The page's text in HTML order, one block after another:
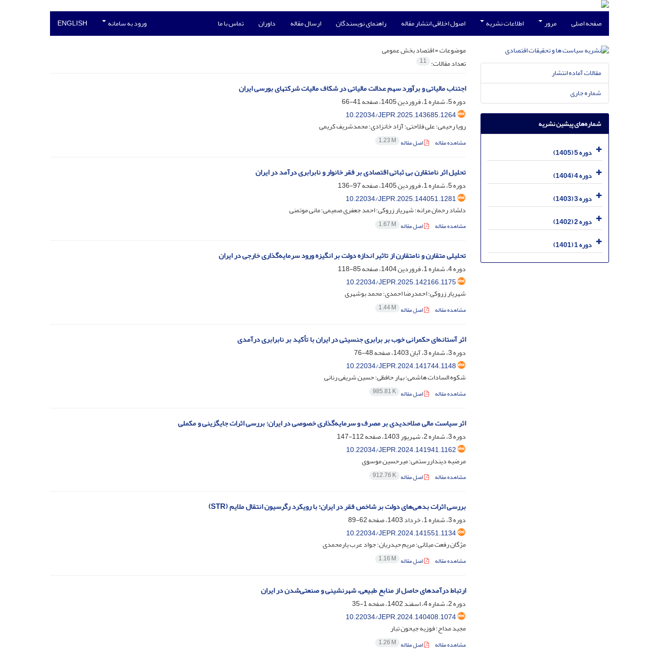
صفحه اصلی مرور اطلاعات نشریه اصول اخلاقی انتشار مقاله راهنمای نویسندگان ارسال مقاله داوران تماس با ما ورود به سامانه ENGLISH
موضوعات =اقتصاد بخش عمومی
تعداد مقالات: 11
اجتناب مالیاتی و برآورد سهم عدالت مالیاتی در شکاف مالیات شرکتهای بورسی ایران
دوره 5، شماره 1، فروردین 1405، صفحه
41-66
10.22034/JEPR.2025.143685.1264
رویا رحیمی؛ علی فلاحتی؛ آزاد خانزادی؛ محمدشریف کریمی
مشاهده مقاله اصل مقاله 1.23 M
تحلیل اثر نامتقارن بی ثباتی اقتصادی بر فقر خانوار و نابرابری درآمد در ایران
دوره 5، شماره 1، فروردین 1405، صفحه
97-136
10.22034/JEPR.2025.144051.1281
دلشاد رحمان مرانه؛ شهریار زروکی؛ احمد جعفری صمیمی؛ مانی موتمنی
مشاهده مقاله اصل مقاله 1.67 M
تحلیلی متقارن و نامتقارن از تاثیر اندازه دولت بر انگیزه‌ ورود سرمایه‌گذاری خارجی در ایران
دوره 4، شماره 1، فروردین 1404، صفحه
85-118
10.22034/JEPR.2025.142166.1175
شهریار زروکی؛ احمدرضا احمدی؛ محمد بوشهری
مشاهده مقاله اصل مقاله 1.44 M
اثر آستانه‌ای حکمرانی خوب بر برابری جنسیتی در ایران با تأکید بر نابرابری درآمدی
دوره 3، شماره 3، آبان 1403، صفحه
48-76
10.22034/JEPR.2024.141744.1148
شکوه السادات هاشمی؛ بهار حافظی؛ حسین شریفی رنانی
مشاهده مقاله اصل مقاله 985.81 K
اثر سیاست مالی صلاحدیدی بر مصرف و سرمایه‌گذاری خصوصی در ایران: بررسی اثرات جایگزینی و مکملی
دوره 3، شماره 2، شهریور 1403، صفحه
112-147
10.22034/JEPR.2024.141941.1162
مرضیه دینداررستمی؛ میرحسین موسوی
مشاهده مقاله اصل مقاله 912.76 K
بررسی اثرات بدهی‌های دولت بر شاخص فقر در ایران؛ با رویکرد رگرسیون انتقال ملایم (STR)
دوره 3، شماره 1، خرداد 1403، صفحه
62-89
10.22034/JEPR.2024.141551.1134
مژگان رفعت میلانی؛ مریم حیدریان؛ جواد عرب یارمحمدی
مشاهده مقاله اصل مقاله 1.16 M
ارتباط درآمدهای حاصل از منابع طبیعی، شهرنشینی و صنعتی‌شدن در ایران
دوره 2، شماره 4، اسفند 1402، صفحه
1-35
10.22034/JEPR.2024.140408.1074
مجید مداح؛ فوزیه جیحون تبار
مشاهده مقاله اصل مقاله 1.26 M
مقالات آماده انتشار
شماره جاری
شماره‌های پیشین نشریه
دوره 5 (1405)
دوره 4 (1404)
دوره 3 (1403)
دوره 2 (1402)
دوره 1 (1401)